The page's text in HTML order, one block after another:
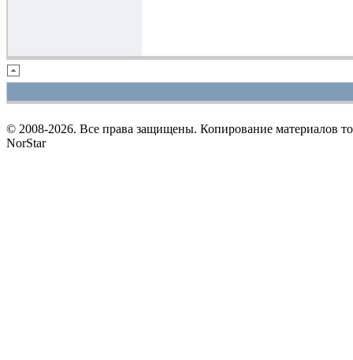
© 2008-2026. Все права защищены. Копирование материалов
NorStar